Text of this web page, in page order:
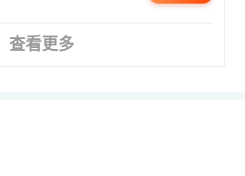
查看更多